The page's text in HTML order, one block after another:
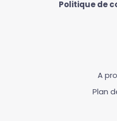
Politique de
A
Plan